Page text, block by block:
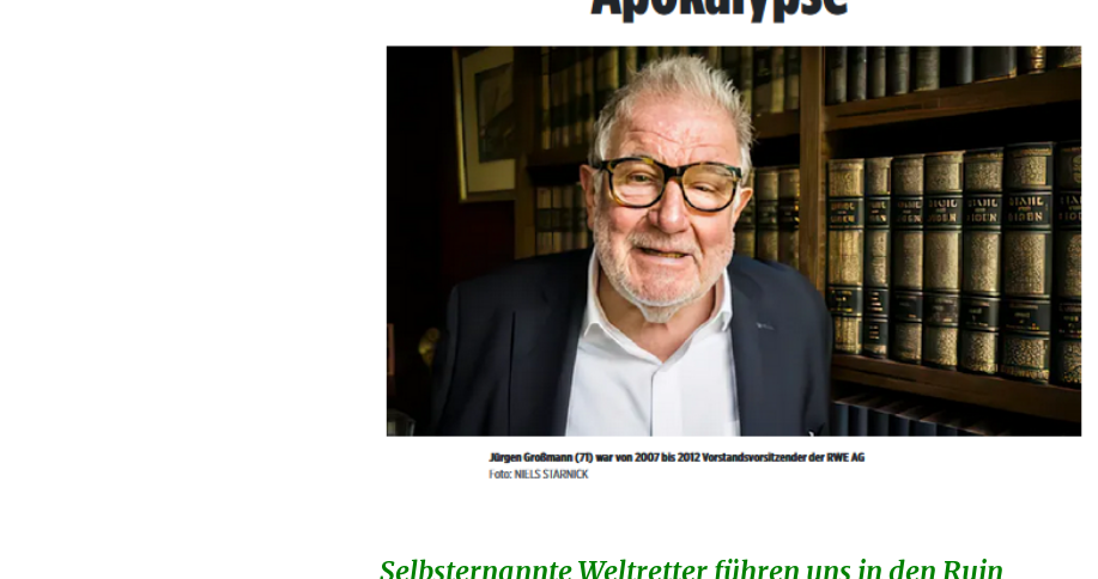
Selbsternannte Weltretter führen uns in den Ruin